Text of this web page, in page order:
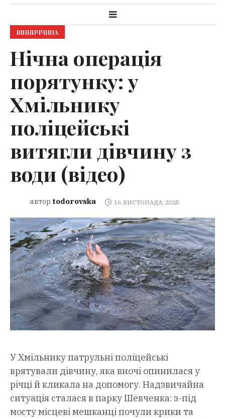
ВІННИЧЧИНА
Нічна операція
порятунку: у
Хмільнику
поліцейські
витягли дівчину з
води (відео)
автор todorovska 16 ЛИСТОПАДА, 2025
У Хмільнику патрульні поліцейські
врятували дівчину, яка вночі опинилася у
річці й кликала на допомогу. Надзвичайна
ситуація сталася в парку Шевченка: з-під
мосту місцеві мешканці почули крики та